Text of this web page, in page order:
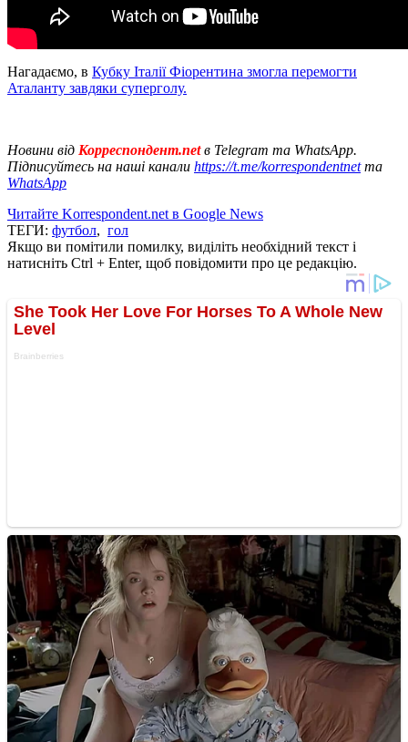
Нагадаємо, в Кубку Італії Фіорентина змогла перемогти
Аталанту завдяки суперголу.
Новини від Корреспондент.netв Telegram та WhatsApp.
Підписуйтесь на наші канали https://t.me/korrespondentnetта
WhatsApp
Читайте Korrespondent.net в Google News
ТЕГИ: футбол, гол
Якщо ви помітили помилку, виділіть необхідний текст і
натисніть Ctrl + Enter, щоб повідомити про це редакцію.